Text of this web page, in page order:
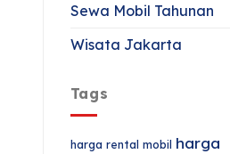
Sewa Mobil Tahunan
Wisata Jakarta
Tags
harga rental mobil harga